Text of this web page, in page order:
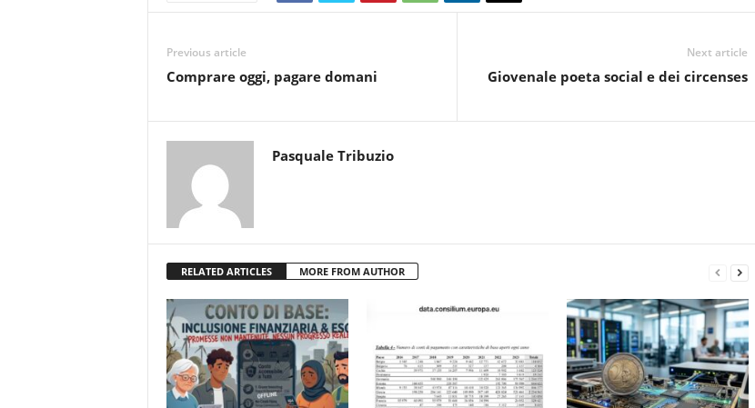
Previous article
Comprare oggi, pagare domani
Next article
Giovenale poeta social e dei circenses
Pasquale Tribuzio
RELATED ARTICLES MORE FROM AUTHOR